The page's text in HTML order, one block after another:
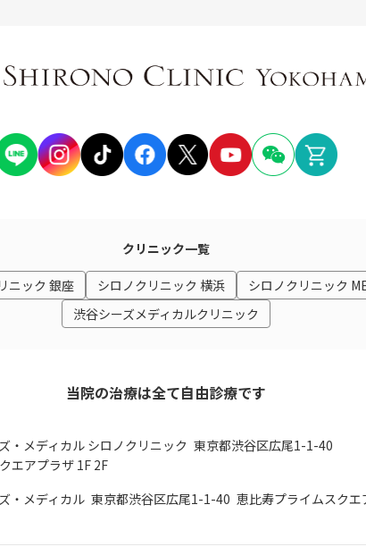
クリニック一覧
ニック 銀座 シロノクリニック 横浜
シロノクリニック
渋谷シーズメディカルクリニック
当院の治療は全て自由診療です
・メディカル シロノクリニック 東京都渋谷区広尾1-1-40
エアプラザ 1F 2F
・メディカル 東京都渋谷区広尾1-1-40 恵比寿プライムスクエ